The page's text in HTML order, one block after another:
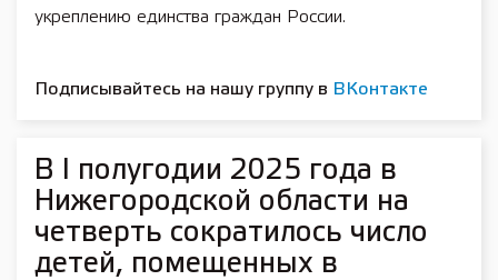
укреплению единства граждан России.
Подписывайтесь на нашу группу в ВКонтакте
В I полугодии 2025 года в
Нижегородской области на
четверть сократилось число
детей, помещенных в